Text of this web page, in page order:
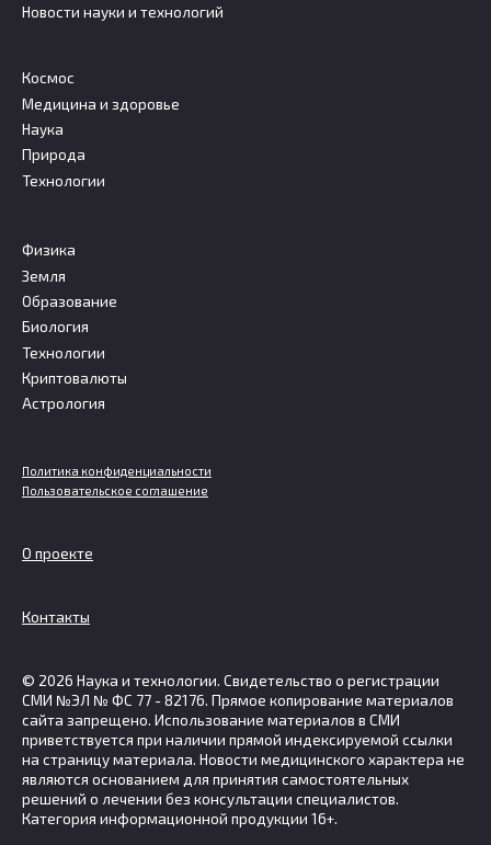
Новости науки и технологий
Космос
Медицина и здоровье
Наука
Природа
Технологии
Физика
Земля
Образование
Биология
Технологии
Криптовалюты
Астрология
Политика конфиденциальности
Пользовательское соглашение
О проекте
Контакты
© 2026 Наука и технологии. Свидетельство о регистрации
СМИ №ЭЛ № ФС 77 - 82176. Прямое копирование материалов
сайта запрещено. Использование материалов в СМИ
приветствуется при наличии прямой индексируемой ссылки
на страницу материала. Новости медицинского характера не
являются основанием для принятия самостоятельных
решений о лечении без консультации специалистов.
Категория информационной продукции 16+.